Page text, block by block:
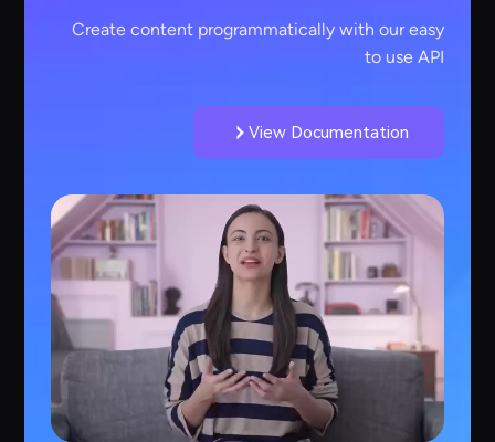
Create content programmatically with our easy
to use API
View Documentation